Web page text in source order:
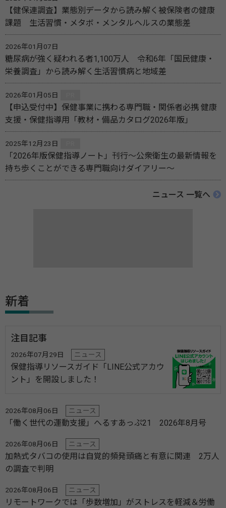
【健保連調査】業態別データから読み解く被保険者の健康
課題 生活習慣・メタボ・メンタルヘルスの業態差
2026年01月07日
糖尿病が強く疑われる者1,100万人 令和6年「国民健康・
栄養調査」から読み解く生活習慣病と地域差
2026年01月05日
【申込受付中】保健事業に携わる専門職・関係者必携 健康
支援・保健指導用「教材・備品カタログ2026年版」
2025年12月23日
「2026年版保健指導ノート」刊行～公衆衛生の最新情報を
持ち歩くことができる専門職向けダイアリー～
ニュース 一覧へ
新着
注目記事
2026年07月29日 ニュース
保健指導リソースガイド「LINE公式アカウ
ント」を開設しました！
2026年08月06日 ニュース
「働く世代の運動支援」へるすあっぷ21 2026年8月号
2026年08月06日 ニュース
加熱式タバコの使用は自覚的頻発頭痛と有意に関連 2万人
の調査で判明
2026年08月06日 ニュース
リモートワークでは「歩数増加」がストレスを軽減＆労働